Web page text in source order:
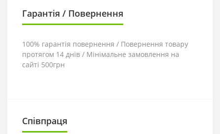
Гарантія / Повернення
100% гарантія повернення / Повернення товару
протягом 14 днів / Мінімальне замовлення на
сайті 500грн
Співпраця